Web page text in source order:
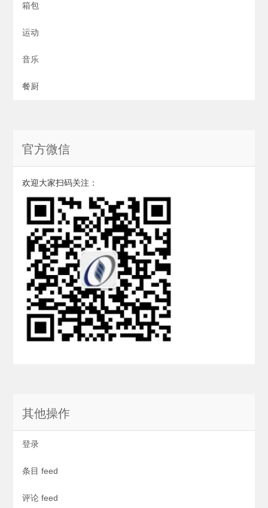
箱包
运动
音乐
餐厨
官方微信
欢迎大家扫码关注：
其他操作
登录
条目 feed
评论 feed